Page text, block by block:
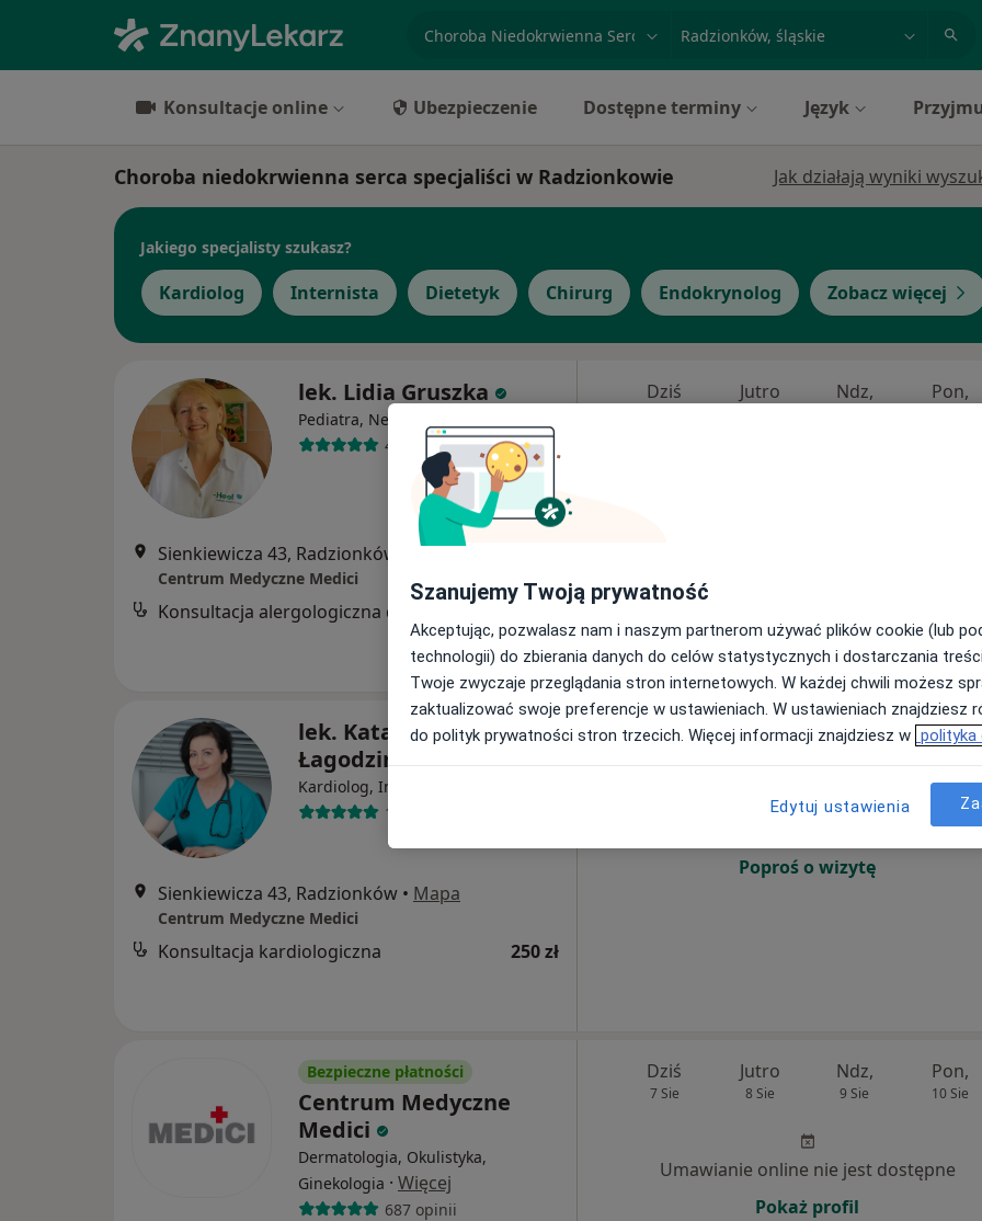
miasto lub dzielnica
Konsultacje online Ubezpieczenie Dostępne terminy Język
Choroba niedokrwienna serca specjaliści w Radzionkowie Jak działają wyniki
Jakiego specjalisty szukasz?
Kardiolog Internista Dietetyk Chirurg Endokrynolog Zobacz więcej
lek. Lidia Gruszka
Pediatra, Neonatolog
4 opinie
Sienkiewicza 43, Radzionków Mapa
Centrum Medyczne Medici
Konsultacja alergologiczna dzieci 200 zł
Dziś Jutro Ndz, Pon,
lek. Katarzyna
Łagodzińska
Kardiolog, Internista
101 opinii
Sienkiewicza 43, Radzionków • Mapa
Centrum Medyczne Medici
Konsultacja kardiologiczna 250 zł
Dziś Jutro Ndz, Pon,
Umawianie online nie jest dostępne
Poproś o wizytę
Bezpieczne płatności
Centrum Medyczne
Medici
Dermatologia, Okulistyka,
Ginekologia · Więcej
687 opinii
Dziś
7 Sie
Jutro
8 Sie
Ndz,
9 Sie
Pon,
10 Sie
Umawianie online nie jest dostępne
Pokaż profil
Szanujemy Twoją prywatność
Akceptując, pozwalasz nam i naszym partnerom używać plików cookie (lub
technologii) do zbierania danych do celów statystycznych i dostarczania
Twoje zwyczaje przeglądania stron internetowych. W każdej chwili możesz
zaktualizować swoje preferencje w ustawieniach. W ustawieniach znajdziesz
do polityk prywatności stron trzecich. Więcej informacji znajdziesz w polityka
Edytuj ustawienia